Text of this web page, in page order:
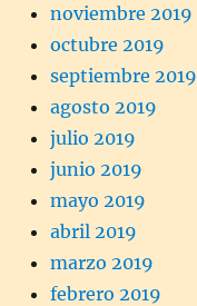
noviembre 2019
octubre 2019
septiembre 2019
agosto 2019
julio 2019
junio 2019
mayo 2019
abril 2019
marzo 2019
febrero 2019